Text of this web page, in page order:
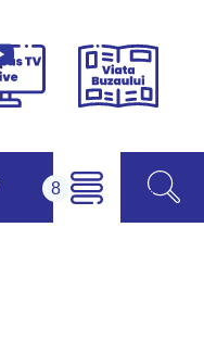
Campus
Viața